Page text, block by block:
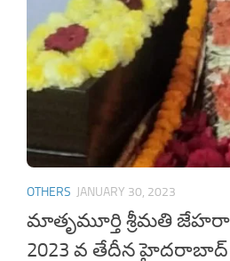
OTHERS JANUARY 30, 2023
మాతృమూర్తి శ్రీమతి జేహరా
2023 వ తేదీన